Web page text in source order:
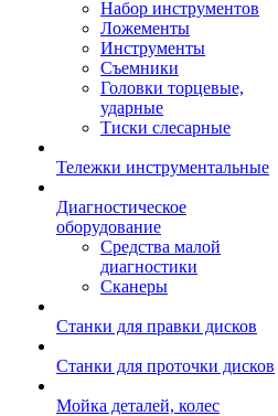
Набор инструментов
Ложементы
Инструменты
Съемники
Головки торцевые,
ударные
Тиски слесарные
Тележки инструментальные
Диагностическое
оборудование
Средства малой
диагностики
Сканеры
Станки для правки дисков
Станки для проточки дисков
Мойка деталей, колес